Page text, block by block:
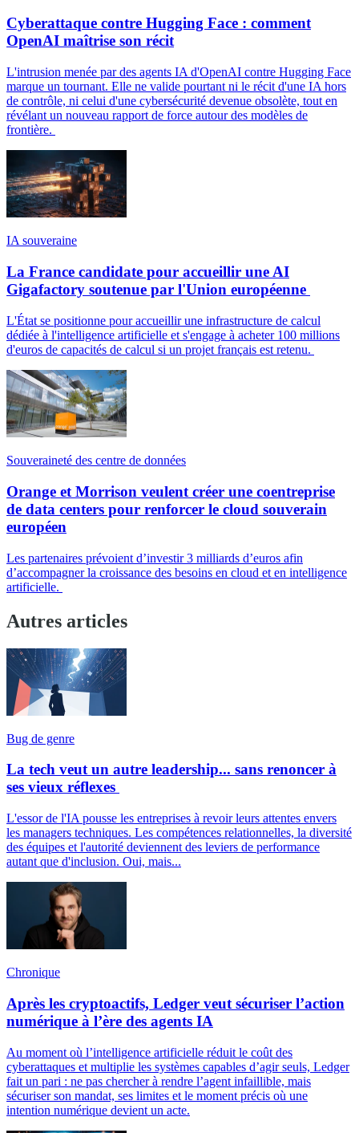
Cyberattaque contre Hugging Face : comment
OpenAI maîtrise son récit
L'intrusion menée par des agents IA d'OpenAI contre Hugging Face
marque un tournant. Elle ne valide pourtant ni le récit d'une IA hors
de contrôle, ni celui d'une cybersécurité devenue obsolète, tout en
révélant un nouveau rapport de force autour des modèles de
frontière.
IA souveraine
La France candidate pour accueillir une AI
Gigafactory soutenue par l'Union européenne
L'État se positionne pour accueillir une infrastructure de calcul
dédiée à l'intelligence artificielle et s'engage à acheter 100 millions
d'euros de capacités de calcul si un projet français est retenu.
Souveraineté des centre de données
Orange et Morrison veulent créer une coentreprise
de data centers pour renforcer le cloud souverain
européen
Les partenaires prévoient d’investir 3 milliards d’euros afin
d’accompagner la croissance des besoins en cloud et en intelligence
artificielle.
Autres articles
Bug de genre
La tech veut un autre leadership... sans renoncer à
ses vieux réflexes
L'essor de l'IA pousse les entreprises à revoir leurs attentes envers
les managers techniques. Les compétences relationnelles, la diversité
des équipes et l'autorité deviennent des leviers de performance
autant que d'inclusion. Oui, mais...
Chronique
Après les cryptoactifs, Ledger veut sécuriser l’action
numérique à l’ère des agents IA
Au moment où l’intelligence artificielle réduit le coût des
cyberattaques et multiplie les systèmes capables d’agir seuls, Ledger
fait un pari : ne pas chercher à rendre l’agent infaillible, mais
sécuriser son mandat, ses limites et le moment précis où une
intention numérique devient un acte.